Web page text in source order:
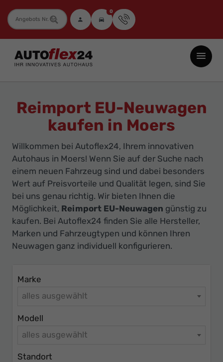
Fahrzeugnummer 0
Autoflex24
GmbH
Neuwagen
Jahreswagen
Gebrauchtwagen
zu
Top-
Preisen
-
Ihr
Innovatives
Reimport EU-Neuwagen
kaufen in Moers
Willkommen bei Autoflex24, Ihrem innovativen
Autohaus in Moers! Wenn Sie auf der Suche nach
einem neuen Fahrzeug sind und dabei besonders
Wert auf Preisvorteile und Qualität legen, sind Sie
bei uns genau richtig. Wir bieten Ihnen die
Möglichkeit, Reimport EU-Neuwagen günstig zu
kaufen. Bei Autoflex24 finden Sie alle Hersteller,
Marken und Fahrzeugtypen und können Ihren
Neuwagen ganz individuell konfigurieren.
Marke
alles ausgewählt
Modell
alles ausgewählt
Standort